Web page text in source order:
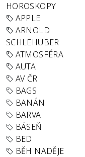
HOROSKOPY
APPLE
ARNOLD
SCHLEHUBER
ATMOSFÉRA
AUTA
AV ČR
BAGS
BANÁN
BARVA
BÁSEŇ
BED
BĚH NADĚJE